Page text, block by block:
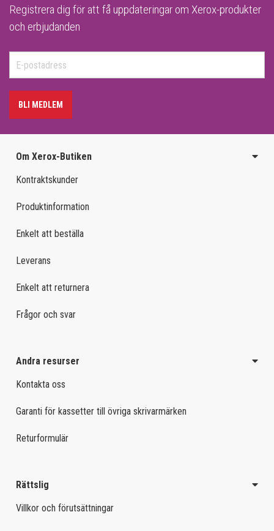
Registrera dig för att få uppdateringar om Xerox-produkter
och erbjudanden
BLI MEDLEM
Om Xerox-Butiken
Kontraktskunder
Produktinformation
Enkelt att beställa
Leverans
Enkelt att returnera
Frågor och svar
Andra resurser
Kontakta oss
Garanti för kassetter till övriga skrivarmärken
Returformulär
Rättslig
Villkor och förutsättningar